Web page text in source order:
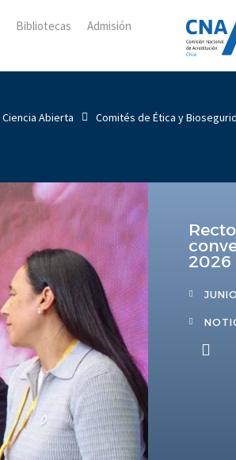
Bibliotecas Admisión
Ciencia Abierta Comités de Ética y
2026